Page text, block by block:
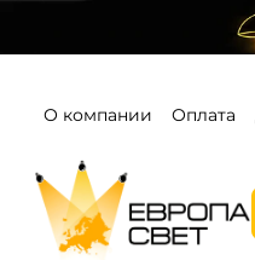
О компании Оплата